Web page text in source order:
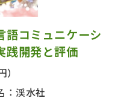
語コミュニケーシ
践開発と評価
：渓水社